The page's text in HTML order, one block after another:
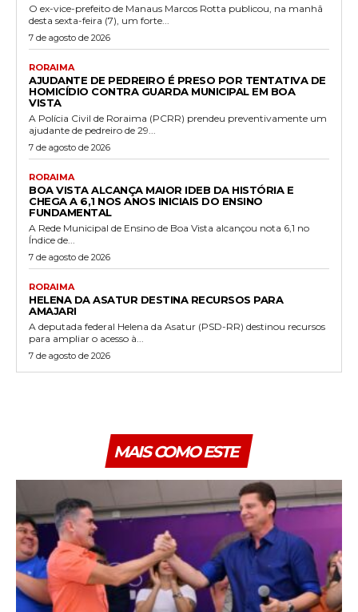
O ex-vice-prefeito de Manaus Marcos Rotta publicou, na manhã
desta sexta-feira (7), um forte...
7 de agosto de 2026
RORAIMA
AJUDANTE DE PEDREIRO É PRESO POR TENTATIVA DE
HOMICÍDIO CONTRA GUARDA MUNICIPAL EM BOA
VISTA
A Polícia Civil de Roraima (PCRR) prendeu preventivamente um
ajudante de pedreiro de 29...
7 de agosto de 2026
RORAIMA
BOA VISTA ALCANÇA MAIOR IDEB DA HISTÓRIA E
CHEGA A 6,1 NOS ANOS INICIAIS DO ENSINO
FUNDAMENTAL
A Rede Municipal de Ensino de Boa Vista alcançou nota 6,1 no
Índice de...
7 de agosto de 2026
RORAIMA
HELENA DA ASATUR DESTINA RECURSOS PARA
AMAJARI
A deputada federal Helena da Asatur (PSD-RR) destinou recursos
para ampliar o acesso à...
7 de agosto de 2026
MAIS COMO ESTE